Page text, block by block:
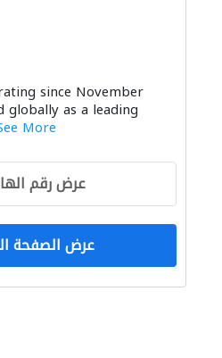
since November
globally as a leading
More
عرض رقم
عرض الصفحة